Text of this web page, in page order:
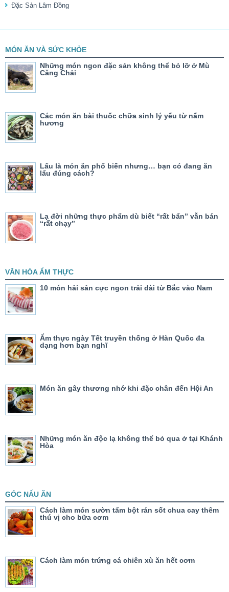
Đặc Sản Lâm Đồng
MÓN ĂN VÀ SỨC KHỎE
Những món ngon đặc sản không thể bỏ lỡ ở Mù
Căng Chải
Các món ăn bài thuốc chữa sinh lý yếu từ nấm
hương
Lẩu là món ăn phổ biến nhưng… bạn có đang ăn
lẩu đúng cách?
Lạ đời những thực phẩm dù biết “rất bẩn” vẫn bán
“rất chạy”
VĂN HÓA ẨM THỰC
10 món hải sản cực ngon trải dài từ Bắc vào Nam
Ẩm thực ngày Tết truyền thống ở Hàn Quốc đa
dạng hơn bạn nghĩ
Món ăn gây thương nhớ khi đặc chân đến Hội An
Những món ăn độc lạ không thể bỏ qua ở tại Khánh
Hòa
GÓC NẤU ĂN
Cách làm món sườn tẩm bột rán sốt chua cay thêm
thú vị cho bữa cơm
Cách làm món trứng cá chiên xù ăn hết cơm